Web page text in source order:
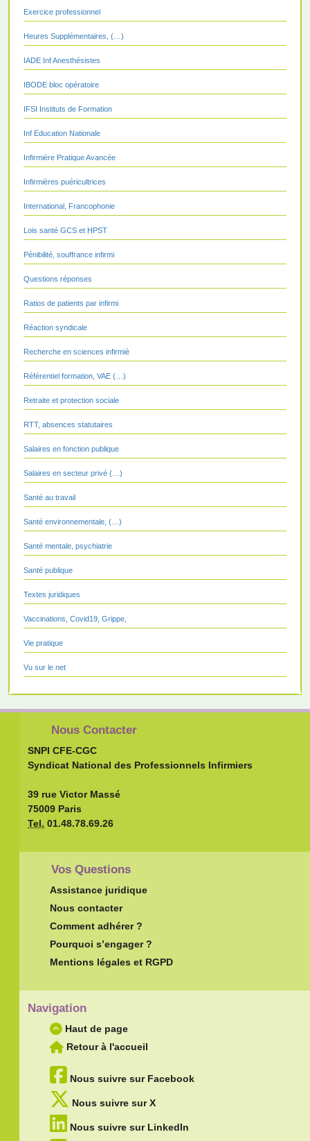
Exercice professionnel
Heures Supplémentaires, (…)
IADE Inf Anesthésistes
IBODE bloc opératoire
IFSI Instituts de Formation
Inf Education Nationale
Infirmière Pratique Avancée
Infirmières puéricultrices
International, Francophonie
Lois santé GCS et HPST
Pénibilité, souffrance infirmi
Questions réponses
Ratios de patients par infirmi
Réaction syndicale
Recherche en sciences infirmiè
Référentiel formation, VAE (…)
Retraite et protection sociale
RTT, absences statutaires
Salaires en fonction publique
Salaires en secteur privé (…)
Santé au travail
Santé environnementale, (…)
Santé mentale, psychiatrie
Santé publique
Textes juridiques
Vaccinations, Covid19, Grippe,
Vie pratique
Vu sur le net
Nous Contacter
SNPI CFE-CGC
Syndicat National des Professionnels Infirmiers
39 rue Victor Massé
75009 Paris
Tel. 01.48.78.69.26
Vos Questions
Assistance juridique
Nous contacter
Comment adhérer ?
Pourquoi s’engager ?
Mentions légales et RGPD
Navigation
Haut de page
Retour à l'accueil
Nous suivre sur Facebook
Nous suivre sur X
Nous suivre sur LinkedIn